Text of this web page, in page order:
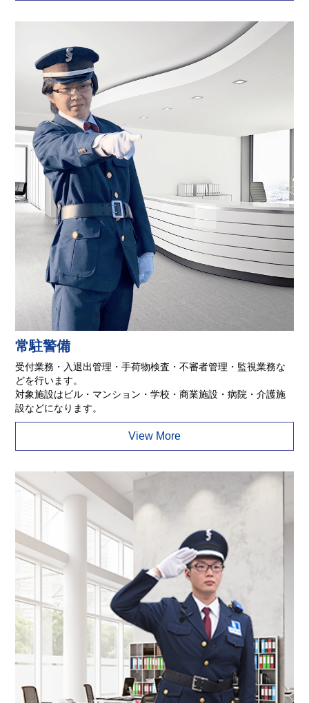
常駐警備
受付業務・入退出管理・手荷物検査・不審者管理・監視業務な
どを行います。
対象施設はビル・マンション・学校・商業施設・病院・介護施
設などになります。
View More